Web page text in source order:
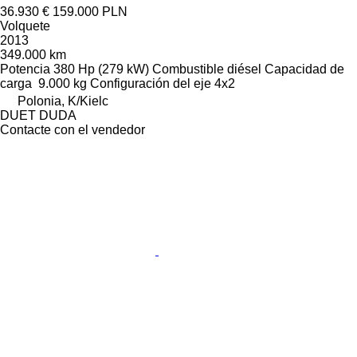
36.930 € 159.000 PLN
Volquete
2013
349.000 km
Potencia 380 Hp (279 kW) Combustible diésel Capacidad de
carga 9.000 kg Configuración del eje 4x2
Polonia, K/Kielc
DUET DUDA
Contacte con el vendedor